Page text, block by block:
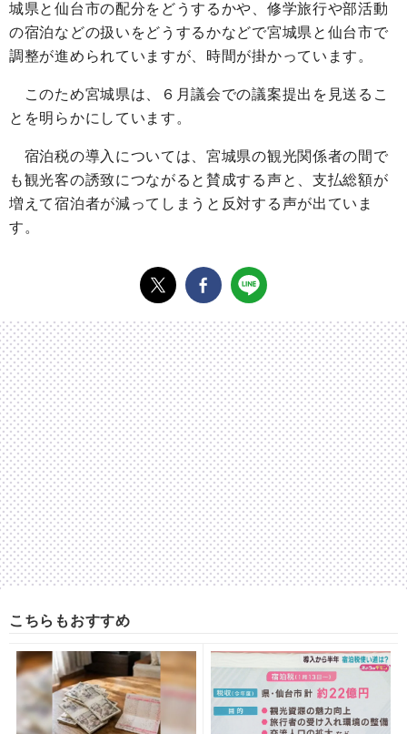
城県と仙台市の配分をどうするかや、修学旅行や部活動
の宿泊などの扱いをどうするかなどで宮城県と仙台市で
調整が進められていますが、時間が掛かっています。
このため宮城県は、６月議会での議案提出を見送るこ
とを明らかにしています。
宿泊税の導入については、宮城県の観光関係者の間で
も観光客の誘致につながると賛成する声と、支払総額が
増えて宿泊者が減ってしまうと反対する声が出ていま
す。
こちらもおすすめ